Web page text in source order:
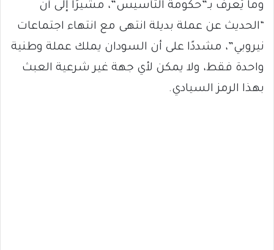
وما يُعرف بـ”حكومة التأسيس”، مشيرًا إلى أن
“الحديث عن عملة بديلة انتهى مع انتهاء اجتماعات
نيروبي”، مشددًا على أن السودان يملك عملة وطنية
واحدة فقط، ولا يمكن لأي جهة غير شرعية العبث
بهذا الرمز السيادي.